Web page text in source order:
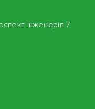
Інженерів 7